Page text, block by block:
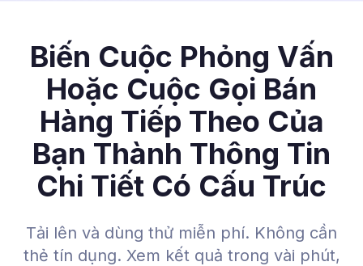
Biến Cuộc Phỏng Vấn
Hoặc Cuộc Gọi Bán
Hàng Tiếp Theo Của
Bạn Thành Thông Tin
Chi Tiết Có Cấu Trúc
Tải lên và dùng thử miễn phí. Không cần
thẻ tín dụng. Xem kết quả trong vài phút,